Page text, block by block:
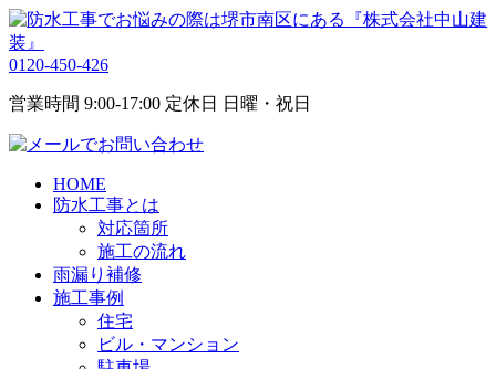
0120-450-426
営業時間 9:00-17:00 定休日 日曜・祝日
HOME
防水工事とは
対応箇所
施工の流れ
雨漏り補修
施工事例
住宅
ビル・マンション